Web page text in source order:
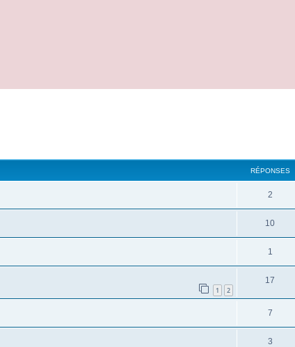
RÉPONSES
2
10
1
1 2
17
7
3